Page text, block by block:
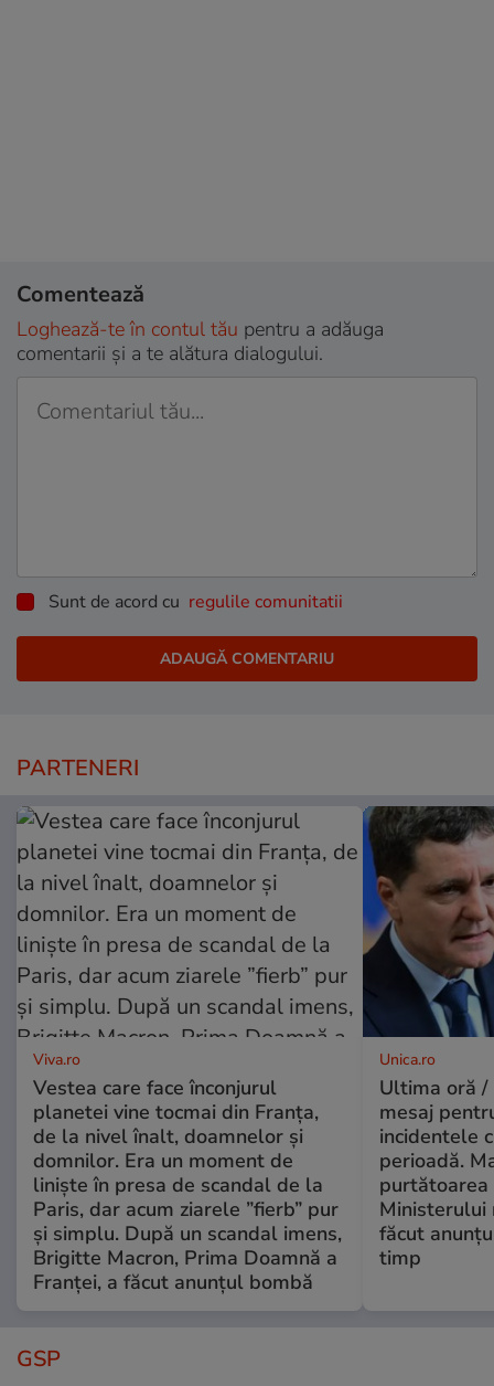
Comentează
Loghează-te în contul tău pentru a adăuga
comentarii și a te alătura dialogului.
Sunt de acord cu regulile comunitatii
PARTENERI
Viva.ro
Vestea care face înconjurul
planetei vine tocmai din Franța,
de la nivel înalt, doamnelor și
domnilor. Era un moment de
liniște în presa de scandal de la
Paris, dar acum ziarele ”fierb” pur
și simplu. După un scandal imens,
Brigitte Macron, Prima Doamnă a
Franței, a făcut anunțul bombă
Unica.ro
Ultima oră /
mesaj
incidentele
perioadă.
purtătoarea
Ministerului
făcut
timp
GSP